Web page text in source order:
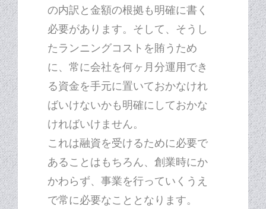
の内訳と金額の根拠も明確に書く
必要があります。そして、そうし
たランニングコストを賄うため
に、常に会社を何ヶ月分運用でき
る資金を手元に置いておかなけれ
ばいけないかも明確にしておかな
ければいけません。
これは融資を受けるために必要で
あることはもちろん、創業時にか
かわらず、事業を行っていくうえ
で常に必要なこととなります。